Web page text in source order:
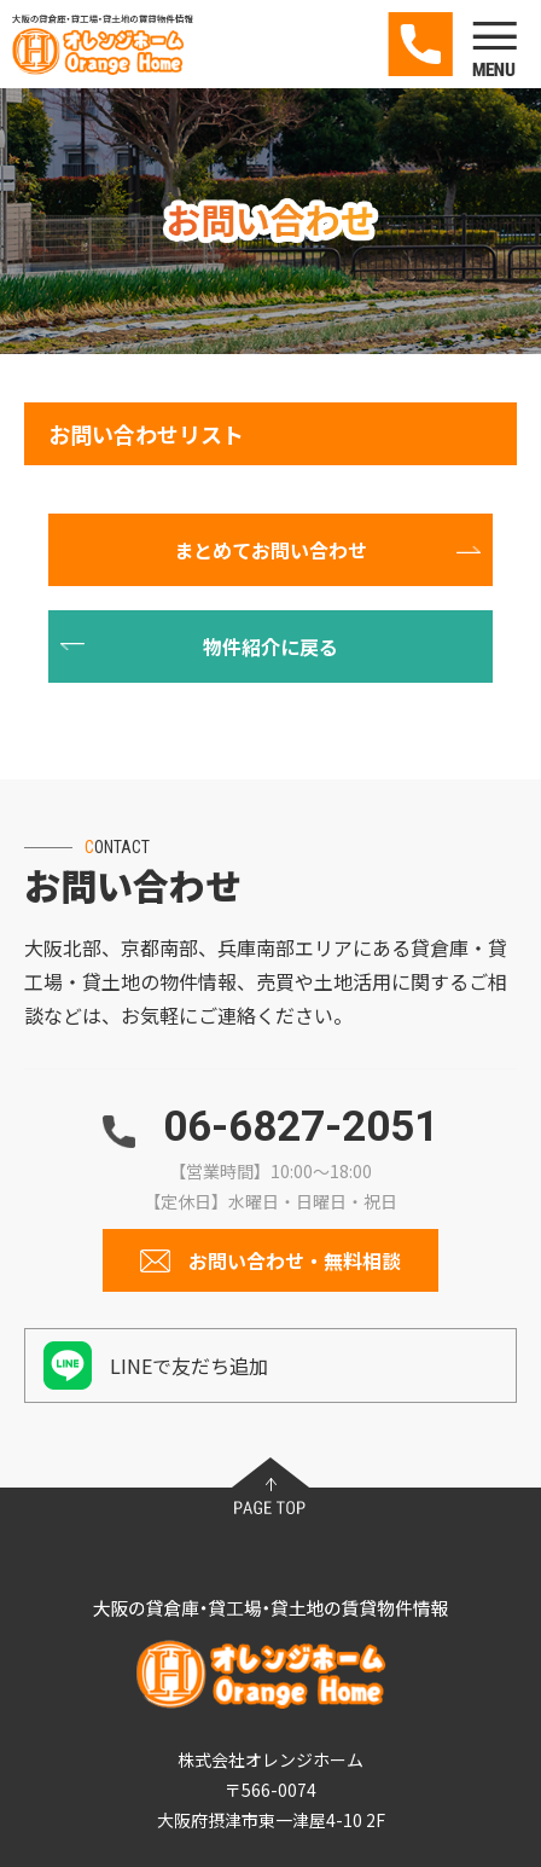
お問い合わせリスト
CONTACT
お問い合わせ
大阪北部、京都南部、兵庫南部エリアにある貸倉庫・貸
工場・貸土地の物件情報、売買や土地活用に関するご相
談などは、お気軽にご連絡ください。
06-6827-2051
【営業時間】10:00～18:00
【定休日】水曜日・日曜日・祝日
お問い合わせ・無料相談
LINEで友だち追加
株式会社オレンジホーム
〒566-0074
大阪府摂津市東一津屋4-10 2F